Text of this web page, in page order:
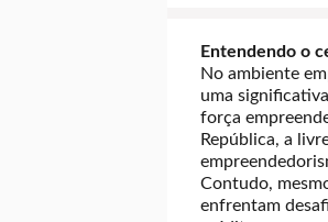
Entendendo o
No ambiente
uma
força
República, a
Contudo,
enfrentam